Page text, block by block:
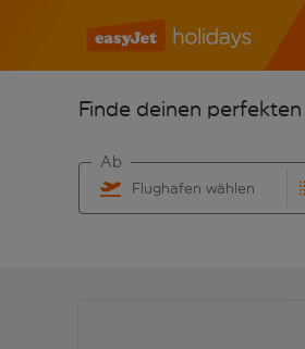
Finde deinen
Flughafen wählen
Ab